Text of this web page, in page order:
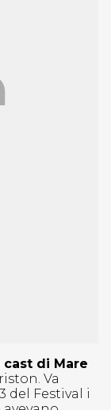
cast di Mare
Va
del Festival i